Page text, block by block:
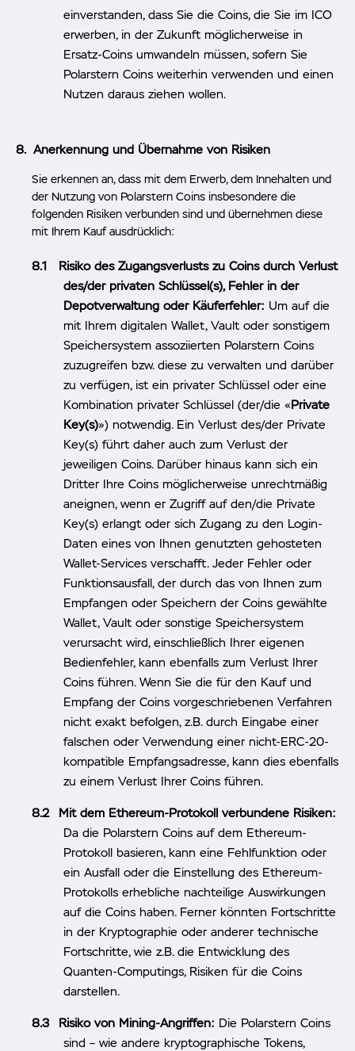
einverstanden, dass Sie die Coins, die Sie im ICO
erwerben, in der Zukunft möglicherweise in
Ersatz-Coins umwandeln müssen, sofern Sie
Polarstern Coins weiterhin verwenden und einen
Nutzen daraus ziehen wollen.
Anerkennung und Übernahme von Risiken
Sie erkennen an, dass mit dem Erwerb, dem Innehalten und
der Nutzung von Polarstern Coins insbesondere die
folgenden Risiken verbunden sind und übernehmen diese
mit Ihrem Kauf ausdrücklich:
Risiko des Zugangsverlusts zu Coins durch Verlust
des/der privaten Schlüssel(s), Fehler in der
Depotverwaltung oder Käuferfehler: Um auf die
mit Ihrem digitalen Wallet, Vault oder sonstigem
Speichersystem assoziierten Polarstern Coins
zuzugreifen bzw. diese zu verwalten und darüber
zu verfügen, ist ein privater Schlüssel oder eine
Kombination privater Schlüssel (der/die «Private
Key(s)») notwendig. Ein Verlust des/der Private
Key(s) führt daher auch zum Verlust der
jeweiligen Coins. Darüber hinaus kann sich ein
Dritter Ihre Coins möglicherweise unrechtmäßig
aneignen, wenn er Zugriff auf den/die Private
Key(s) erlangt oder sich Zugang zu den Login-
Daten eines von Ihnen genutzten gehosteten
Wallet-Services verschafft. Jeder Fehler oder
Funktionsausfall, der durch das von Ihnen zum
Empfangen oder Speichern der Coins gewählte
Wallet, Vault oder sonstige Speichersystem
verursacht wird, einschließlich Ihrer eigenen
Bedienfehler, kann ebenfalls zum Verlust Ihrer
Coins führen. Wenn Sie die für den Kauf und
Empfang der Coins vorgeschriebenen Verfahren
nicht exakt befolgen, z.B. durch Eingabe einer
falschen oder Verwendung einer nicht-ERC-20-
kompatible Empfangsadresse, kann dies ebenfalls
zu einem Verlust Ihrer Coins führen.
Mit dem Ethereum-Protokoll verbundene Risiken:
Da die Polarstern Coins auf dem Ethereum-
Protokoll basieren, kann eine Fehlfunktion oder
ein Ausfall oder die Einstellung des Ethereum-
Protokolls erhebliche nachteilige Auswirkungen
auf die Coins haben. Ferner könnten Fortschritte
in der Kryptographie oder anderer technische
Fortschritte, wie z.B. die Entwicklung des
Quanten-Computings, Risiken für die Coins
darstellen.
Risiko von Mining-Angriffen: Die Polarstern Coins
sind – wie andere kryptographische Tokens,